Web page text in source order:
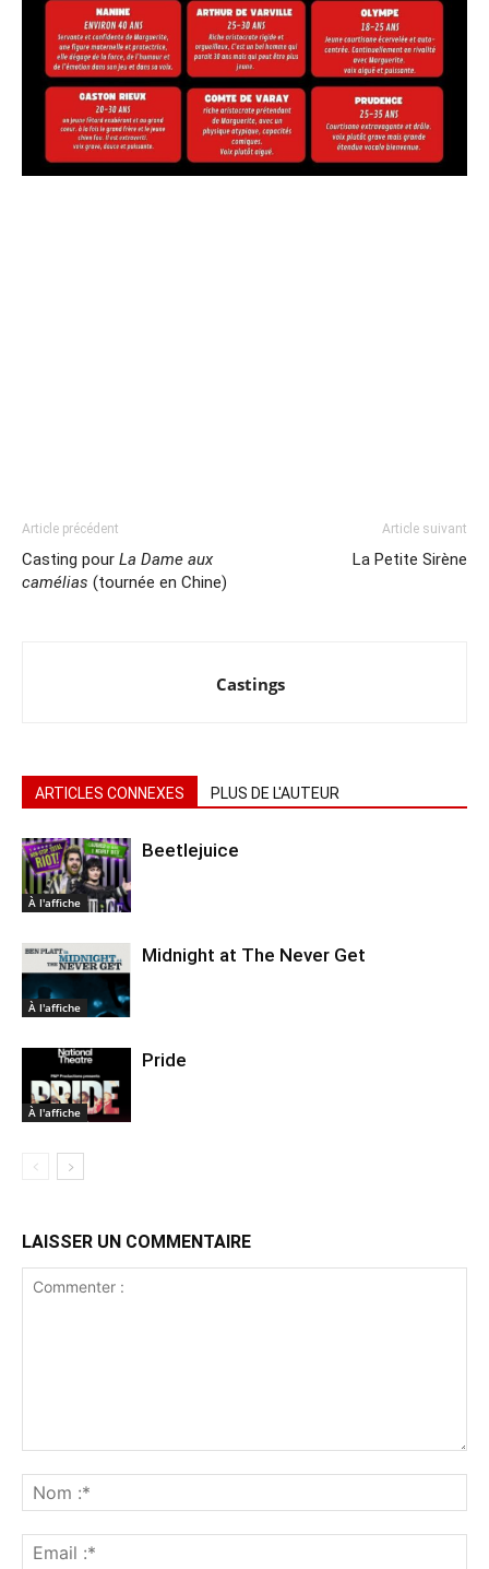
Article précédent
Casting pour La Dame aux
camélias (tournée en Chine)
Article suivant
La Petite Sirène
Castings
ARTICLES CONNEXES PLUS DE L'AUTEUR
À l'affiche
Beetlejuice
À l'affiche
Midnight at The Never Get
À l'affiche
Pride
LAISSER UN COMMENTAIRE